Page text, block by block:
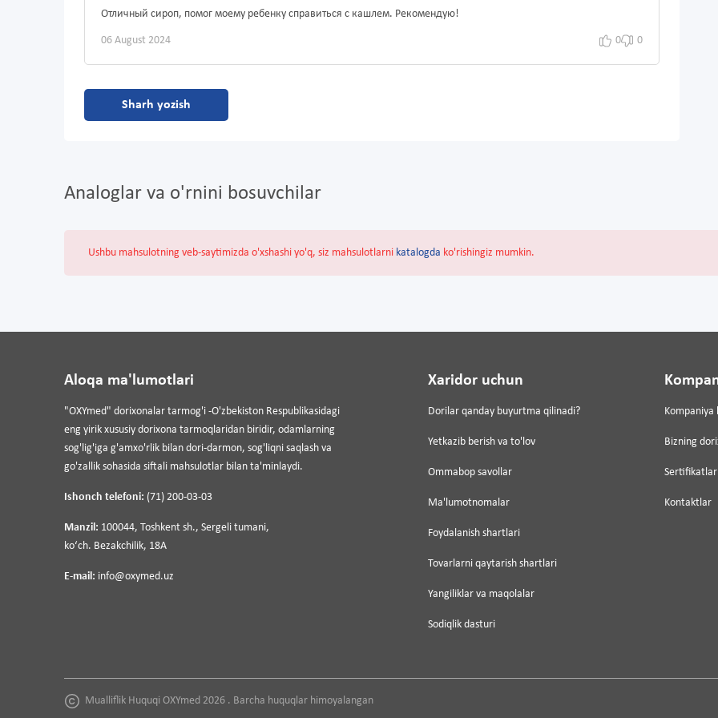
Отличный сироп, помог моему ребенку справиться с кашлем. Рекомендую!
06 August 2024 0 0
Sharh yozish
Analoglar va o'rnini bosuvchilar
Ushbu mahsulotning veb-saytimizda o'xshashi yo'q, siz mahsulotlarni katalogda ko'rishingiz mumkin.
Aloqa ma'lumotlari
"OXYmed" dorixonalar tarmog'i -O'zbekiston Respublikasidagi
eng yirik xususiy dorixona tarmoqlaridan biridir, odamlarning
sog'lig'iga g'amxo'rlik bilan dori-darmon, sog'liqni saqlash va
go'zallik sohasida siftali mahsulotlar bilan ta'minlaydi.
Ishonch telefoni: (71) 200-03-03
Manzil: 100044, Toshkent sh., Sergeli tumani,
koʻch. Bezakchilik, 18A
E-mail: info@oxymed.uz
Xaridor uchun
Dorilar qanday buyurtma qilinadi?
Yetkazib berish va to'lov
Ommabop savollar
Ma'lumotnomalar
Foydalanish shartlari
Tovarlarni qaytarish shartlari
Yangiliklar va maqolalar
Sodiqlik dasturi
Kompaniya
Bizning
Sertifikatlar
Kontaktlar
Mualliflik Huquqi OXYmed 2026 . Barcha huquqlar himoyalangan